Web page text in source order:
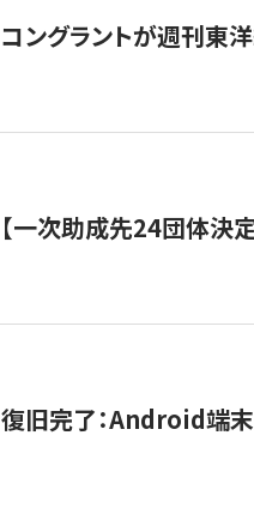
コングラントが週刊東
【一次助成先24団体決
復旧完了：Android端